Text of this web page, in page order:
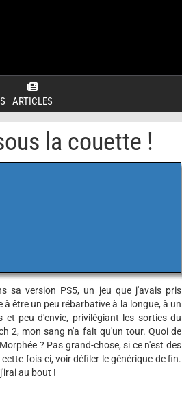
ARTICLES
la couette !
sa version PS5, un jeu que j'avais pris
être un peu rébarbative à la longue, à un
peu d'envie, privilégiant les sorties du
2, mon sang n'a fait qu'un tour. Quoi de
? Pas grand-chose, si ce n'est des
fois-ci, voir défiler le générique de fin.
au bout !